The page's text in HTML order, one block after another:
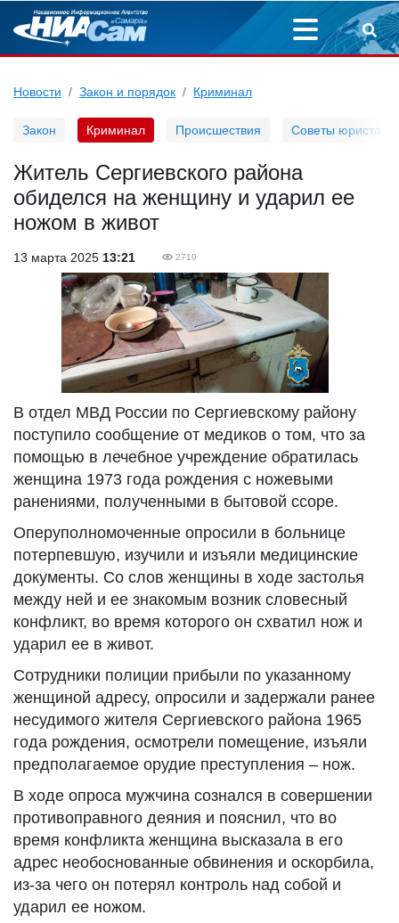
Новости Закон и порядок Криминал
Закон Криминал Происшествия Советы юриста
Житель Сергиевского района
обиделся на женщину и ударил ее
ножом в живот
13 марта 2025 13:21 2719
В отдел МВД России по Сергиевскому району
поступило сообщение от медиков о том, что за
помощью в лечебное учреждение обратилась
женщина 1973 года рождения с ножевыми
ранениями, полученными в бытовой ссоре.
Оперуполномоченные опросили в больнице
потерпевшую, изучили и изъяли медицинские
документы. Со слов женщины в ходе застолья
между ней и ее знакомым возник словесный
конфликт, во время которого он схватил нож и
ударил ее в живот.
Сотрудники полиции прибыли по указанному
женщиной адресу, опросили и задержали ранее
несудимого жителя Сергиевского района 1965
года рождения, осмотрели помещение, изъяли
предполагаемое орудие преступления – нож.
В ходе опроса мужчина сознался в совершении
противоправного деяния и пояснил, что во
время конфликта женщина высказала в его
адрес необоснованные обвинения и оскорбила,
из-за чего он потерял контроль над собой и
ударил ее ножом.